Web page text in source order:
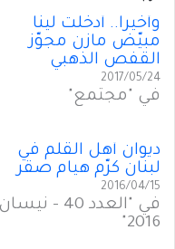
وأخيراً.. أدخَلَت لينا
مبيّض مازن مجوّز
القفص الذهبي
2017/05/24
في "مجتمع"
ديوان أهل القلم في
لبنان كرّم هيام صقر
2016/04/15
في "العدد 40 - نيسان
2016"